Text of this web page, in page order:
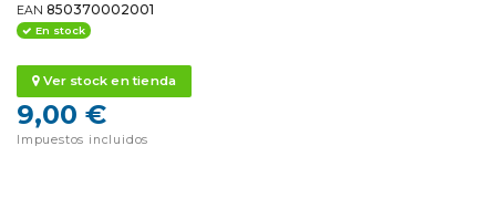
EAN 850370002001
En stock
Ver stock en tienda
9,00 €
Impuestos incluidos